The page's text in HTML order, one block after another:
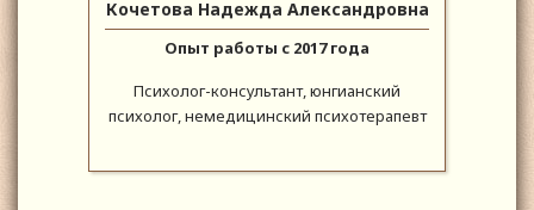
Кочетова Надежда Александровна
Опыт работы с 2017 года
Психолог-консультант, юнгианский
психолог, немедицинский психотерапевт